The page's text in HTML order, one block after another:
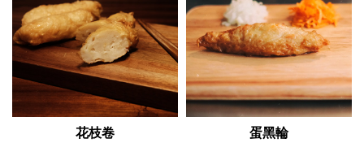
花枝卷 蛋黑輪